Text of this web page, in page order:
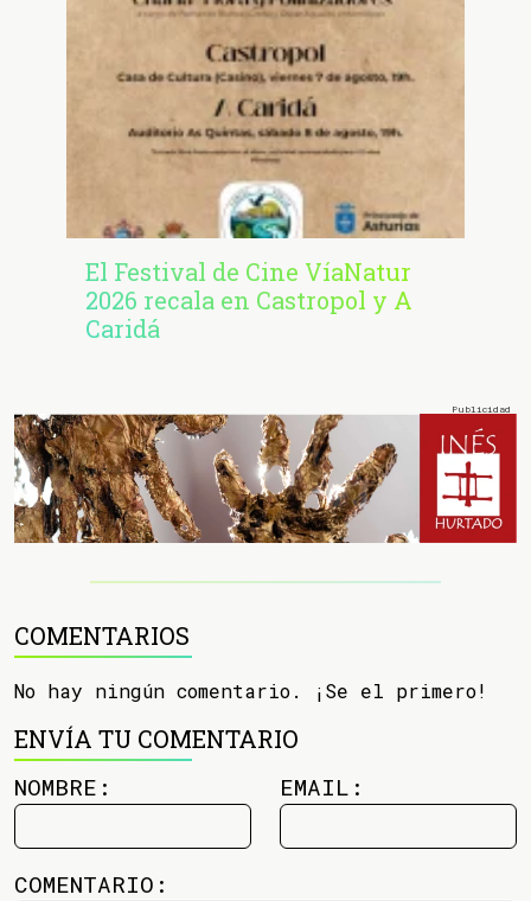
El Festival de Cine VíaNatur
2026 recala en Castropol y A
Caridá
COMENTARIOS
No hay ningún comentario. ¡Se el primero!
ENVÍA TU COMENTARIO
NOMBRE: EMAIL:
COMENTARIO: